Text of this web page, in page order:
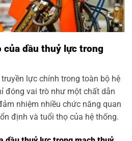
của dầu thuỷ lực trong
lực chính trong toàn bộ hệ
đóng vai trò như một chất dẫn
nhiệm nhiều chức năng quan
định và tuổi thọ của hệ thống.